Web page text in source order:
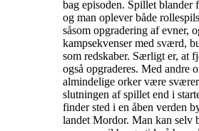
bag episoden. Spillet blander
og man oplever både
såsom opgradering af evner,
kampsekvenser med sværd,
som redskaber. Særligt er, at
også opgraderes. Med andre
almindelige orker være
slutningen af spillet end i
finder sted i en åben verden
landet Mordor. Man kan selv